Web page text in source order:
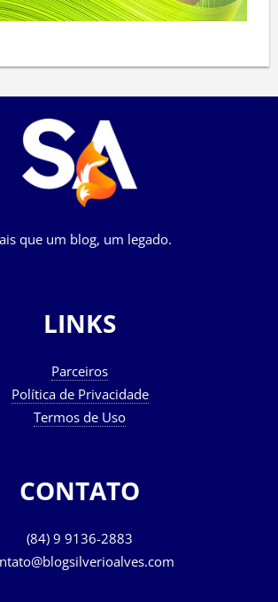
que um blog, um legado.
LINKS
Parceiros
Política de Privacidade
Termos de Uso
CONTATO
(84) 9 9136-2883